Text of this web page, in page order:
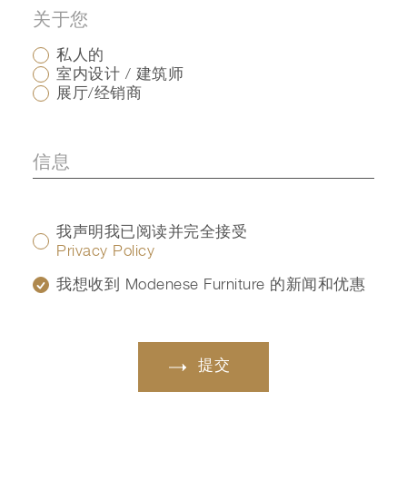
关于您
私人的
室内设计 / 建筑师
展厅/经销商
我声明我已阅读并完全接受
Privacy Policy
我想收到 Modenese Furniture 的新闻和优惠
提交